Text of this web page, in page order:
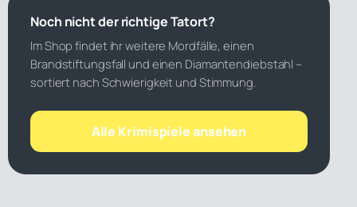
Noch nicht der richtige Tatort?
Im Shop findet ihr weitere Mordfälle, einen
Brandstiftungsfall und einen Diamantendiebstahl –
sortiert nach Schwierigkeit und Stimmung.
Alle Krimispiele ansehen